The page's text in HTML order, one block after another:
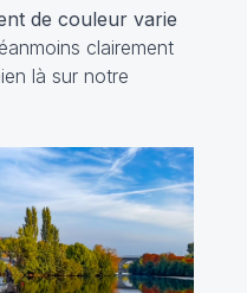
de couleur varie
clairement
là sur notre